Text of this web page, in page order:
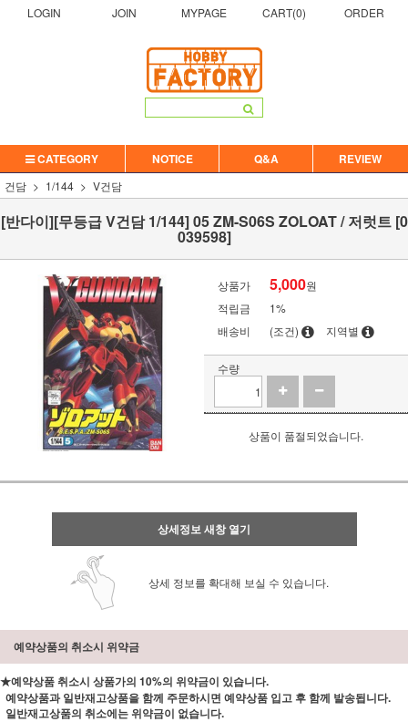
LOGIN JOIN MYPAGE CART(0) ORDER
CATEGORY NOTICE Q&A REVIEW
건담 1/144 V건담
[반다이][무등급 V건담 1/144] 05 ZM-S06S ZOLOAT / 저럿트 [0
039598]
상품가 5,000원
적립금
1%
배송비
(조건) 지역별
수량
상품이 품절되었습니다.
상세정보 새창 열기
상세 정보를 확대해 보실 수 있습니다.
예약상품의 취소시 위약금
★예약상품 취소시 상품가의 10%의 위약금이 있습니다.
예약상품과 일반재고상품을 함께 주문하시면 예약상품 입고 후 함께 발송됩니다.
일반재고상품의 취소에는 위약금이 없습니다.